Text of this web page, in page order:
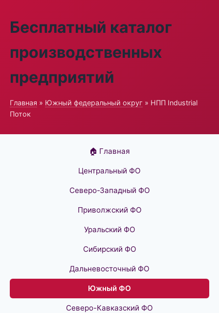
Бесплатный каталог
производственных
предприятий
Главная » Южный федеральный округ » НПП Industrial
Поток
🏠 Главная
Центральный ФО
Северо-Западный ФО
Приволжский ФО
Уральский ФО
Сибирский ФО
Дальневосточный ФО
Южный ФО
Северо-Кавказский ФО